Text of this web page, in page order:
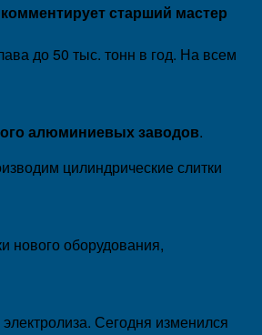
комментирует старший мастер
до 50 тыс. тонн в год. На всем
алюминиевых заводов.
цилиндрические слитки
нового оборудования,
Сегодня изменился